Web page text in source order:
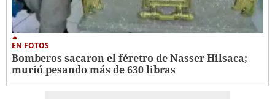
EN FOTOS
Bomberos sacaron el féretro de Nasser Hilsaca;
murió pesando más de 630 libras